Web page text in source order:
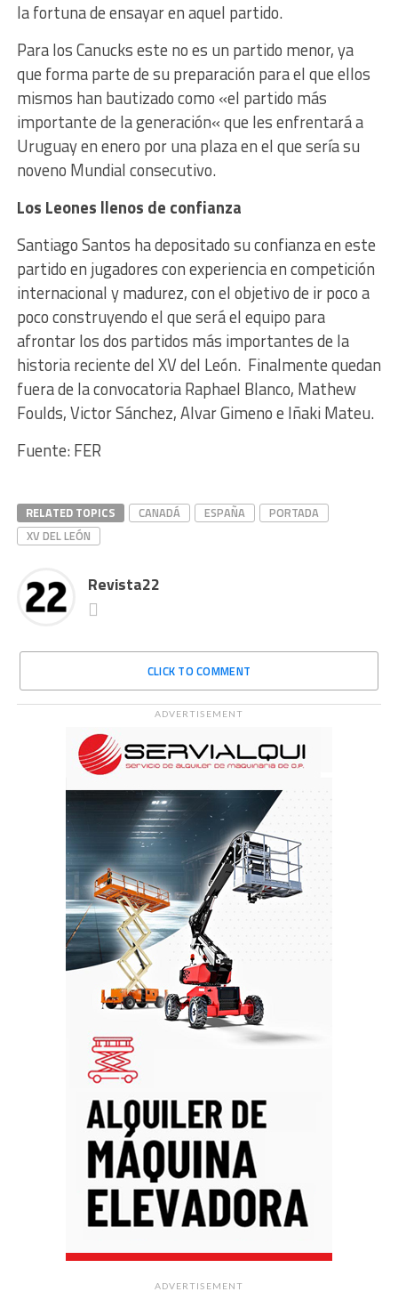
la fortuna de ensayar en aquel partido.
Para los Canucks este no es un partido menor, ya
que forma parte de su preparación para el que ellos
mismos han bautizado como «el partido más
importante de la generación« que les enfrentará a
Uruguay en enero por una plaza en el que sería su
noveno Mundial consecutivo.
Los Leones llenos de confianza
Santiago Santos ha depositado su confianza en este
partido en jugadores con experiencia en competición
internacional y madurez, con el objetivo de ir poco a
poco construyendo el que será el equipo para
afrontar los dos partidos más importantes de la
historia reciente del XV del León. Finalmente quedan
fuera de la convocatoria Raphael Blanco, Mathew
Foulds, Victor Sánchez, Alvar Gimeno e Iñaki Mateu.
Fuente: FER
RELATED TOPICS CANADÁ ESPAÑA
PORTADA
XV DEL LEÓN
Revista22
CLICK TO COMMENT
ADVERTISEMENT
ADVERTISEMENT